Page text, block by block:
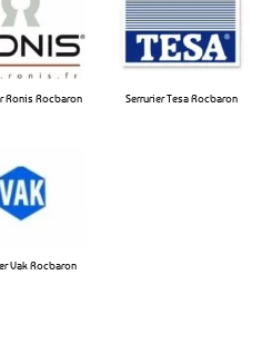
Ronis Rocbaron Serrurier Tesa Rocbaron
Vak Rocbaron